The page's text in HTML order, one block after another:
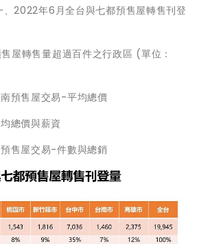
2022年6月全台與七都預售屋轉售刊登
屋轉售量超過百件之行政區 (單位：
預售屋交易-平均總價
總價與薪資
售屋交易-件數與總銷